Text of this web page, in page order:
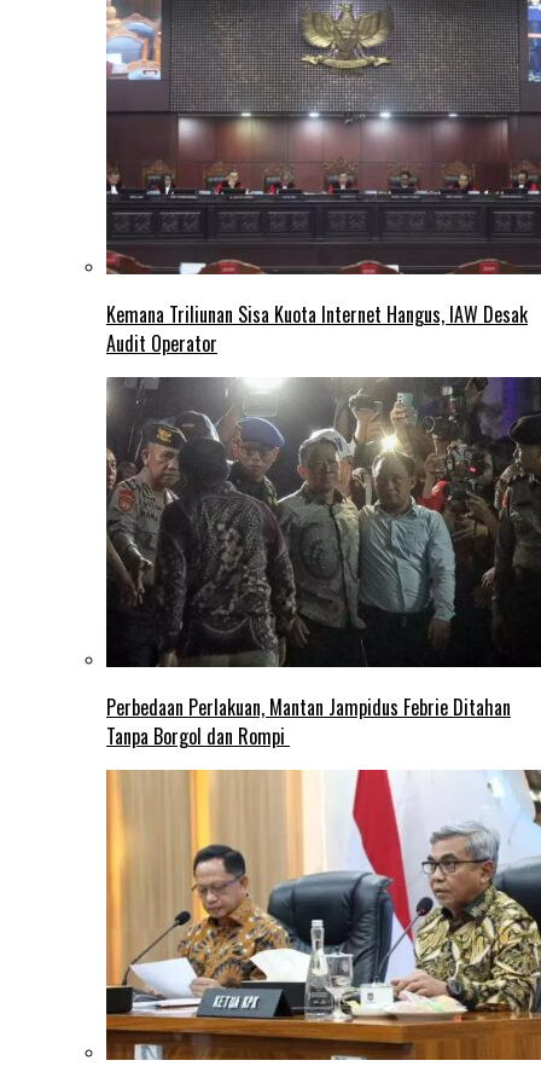
Kemana Triliunan Sisa Kuota Internet Hangus, IAW Desak
Audit Operator
Perbedaan Perlakuan, Mantan Jampidus Febrie Ditahan
Tanpa Borgol dan Rompi